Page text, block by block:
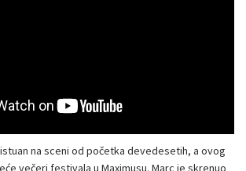
na sceni od početka devedesetih, a ovog
večeri festivala u Maximusu. Marc je skrenuo